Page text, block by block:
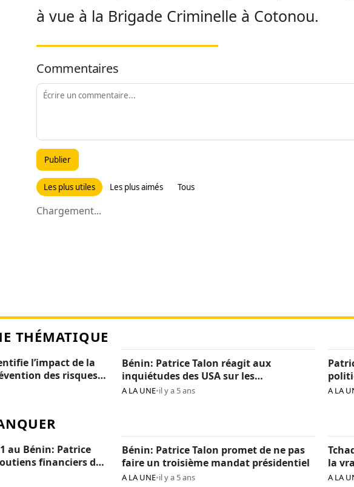
à vue à la Brigade Criminelle à Cotonou.
Commentaires
Publier
Les plus utiles Les plus aimés Tous
Chargement...
THÉMATIQUE
l’impact de la
des risques
Bénin: Patrice Talon réagit aux
inquiétudes des USA sur les
« arrestations d’opposants »
A LA UNE•il y a 5 ans A LA
au Bénin: Patrice
financiers de
Bénin: Patrice Talon promet de ne pas
faire un troisième mandat présidentiel
A LA UNE•il y a 5 ans
la
Itno
A LA